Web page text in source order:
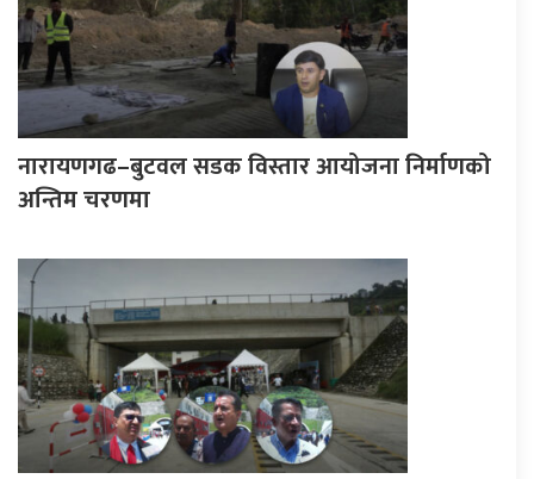
नारायणगढ–बुटवल सडक विस्तार आयोजना निर्माणको
अन्तिम चरणमा